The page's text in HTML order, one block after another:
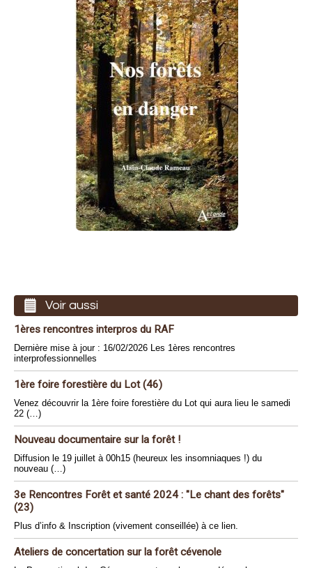
Voir aussi
1ères rencontres interpros du RAF
Dernière mise à jour : 16/02/2026 Les 1ères rencontres
interprofessionnelles
1ère foire forestière du Lot (46)
Venez découvrir la 1ère foire forestière du Lot qui aura lieu le samedi
22 (…)
Nouveau documentaire sur la forêt !
Diffusion le 19 juillet à 00h15 (heureux les insomniaques !) du
nouveau (…)
3e Rencontres Forêt et santé 2024 : "Le chant des forêts"
(23)
Plus d’info & Inscription (vivement conseillée) à ce lien.
Ateliers de concertation sur la forêt cévenole